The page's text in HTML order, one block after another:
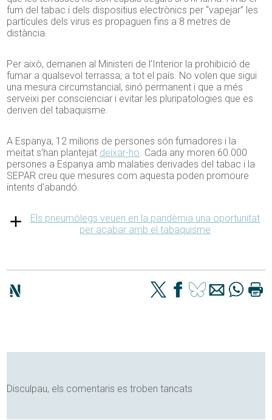
fum del tabac i dels dispositius electrònics per “vapejar” les
partícules dels virus es propaguen fins a 8 metres de
distància.
Per això, demanen al Ministeri de l’Interior la prohibició de
fumar a qualsevol terrassa, a tot el país. No volen que sigui
una mesura circumstancial, sinó permanent i que a més
serveixi per conscienciar i evitar les pluripatologies que es
deriven del tabaquisme.
A Espanya, 12 milions de persones són fumadores i la
meitat s’han plantejat deixar-ho. Cada any moren 60.000
persones a Espanya amb malaties derivades del tabac i la
SEPAR creu que mesures com aquesta poden promoure
intents d’abandó.
Els pneumòlegs veuen en la pandèmia una oportunitat
per acabar amb el tabaquisme
Disculpau, els comentaris es troben tancats